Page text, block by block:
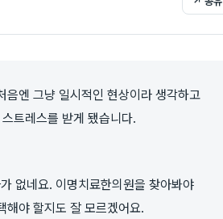
음엔 그냥 일시적인 현상이라 생각하고
트레스를 받게 됐습니다.
없네요. 이명치료한의원을 찾아봐야
해야 할지도 잘 모르겠어요.